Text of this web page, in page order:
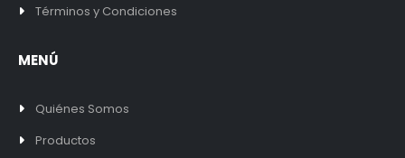
Términos y Condiciones
MENÚ
Quiénes Somos
Productos